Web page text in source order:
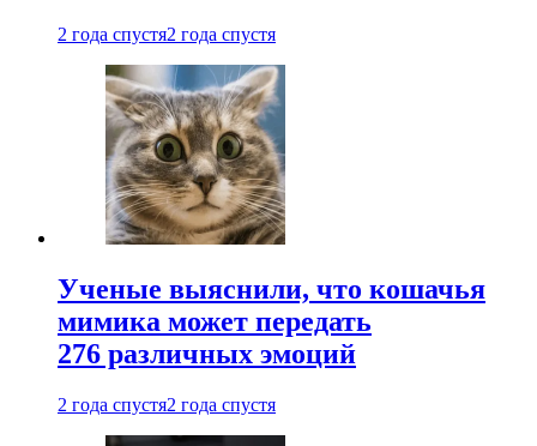
2 года спустя2 года спустя
Ученые выяснили, что кошачья
мимика может передать
276 различных эмоций
2 года спустя2 года спустя